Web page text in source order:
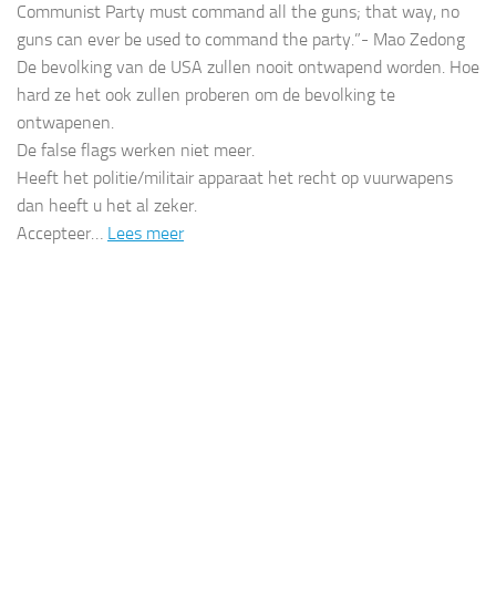
Communist Party must command all the guns; that way, no
guns can ever be used to command the party.”- Mao Zedong
De bevolking van de USA zullen nooit ontwapend worden. Hoe
hard ze het ook zullen proberen om de bevolking te
ontwapenen.
De false flags werken niet meer.
Heeft het politie/militair apparaat het recht op vuurwapens
dan heeft u het al zeker.
Accepteer… Lees meer